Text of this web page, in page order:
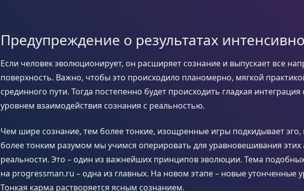
Предупреждение о результатах
Если человек эволюционирует, он расширяет сознание и выпускает все
поверхность. Важно, чтобы это происходило планомерно, мягкой
срединного пути. Тогда постепенно будет происходить гладкая
уровнем взаимодействия сознания с реальностью.
Чем шире сознание, тем более тонкие, изощренные игры подкидывает эго,
более тонким разумом мы учимся оперировать для уравновешивания этих
реальности. Это – один из важнейших принципов эволюции. Тема
на progressman.ru – одна из главных. На новом этапе – новые утонченные
Тонкая карма растворяется ясным сознанием.